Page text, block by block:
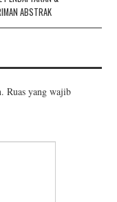
ABSTRAK
Ruas yang wajib